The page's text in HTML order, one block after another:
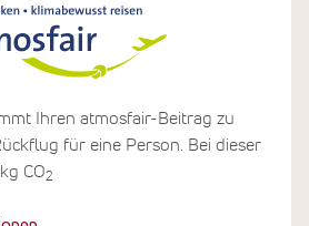
der Speisen wird auf
Lebensmittel geachtet. Wo
auf Plastik zu verzichten
sind Teil der "Take 3
Vor jeder Surf-Stunde, sammeln
Ihren atmosfair-Beitrag zu
für eine Person. Bei dieser
CO2